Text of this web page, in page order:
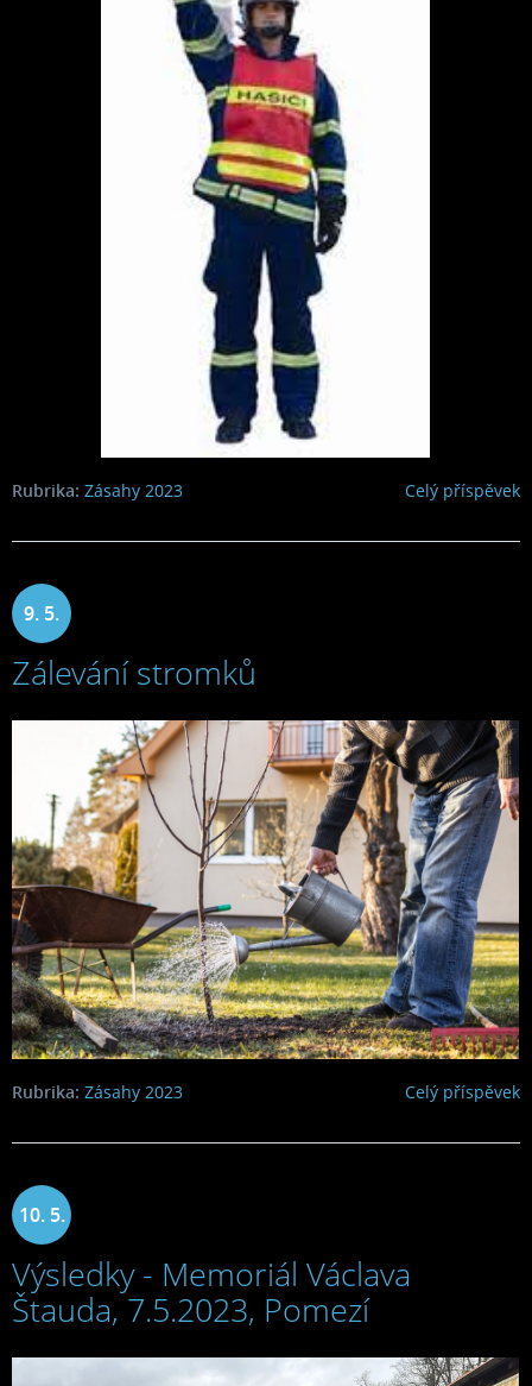
Celý příspěvek
Rubrika: Zásahy 2023
9. 5.
2023
Zálevání stromků
Celý příspěvek
Rubrika: Zásahy 2023
10. 5.
2023
Výsledky - Memoriál Václava
Štauda, 7.5.2023, Pomezí